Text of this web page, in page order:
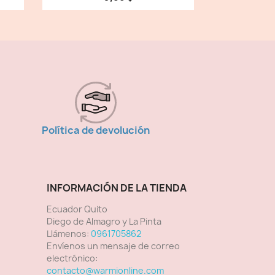
Política de devolución
INFORMACIÓN DE LA TIENDA
Ecuador Quito
Diego de Almagro y La Pinta
Llámenos: 0961705862
Envíenos un mensaje de correo
electrónico:
contacto@warmionline.com